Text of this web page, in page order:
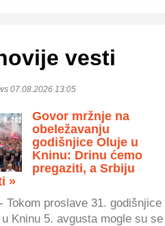
vesti
07.08.2026 13:05
Govor mržnje na
obeležavanju
godišnjice Oluje u
Kninu: Drinu ćemo
pregaziti, a Srbiju
»
Tokom proslave 31. godišnjice
Kninu 5. avgusta mogle su se